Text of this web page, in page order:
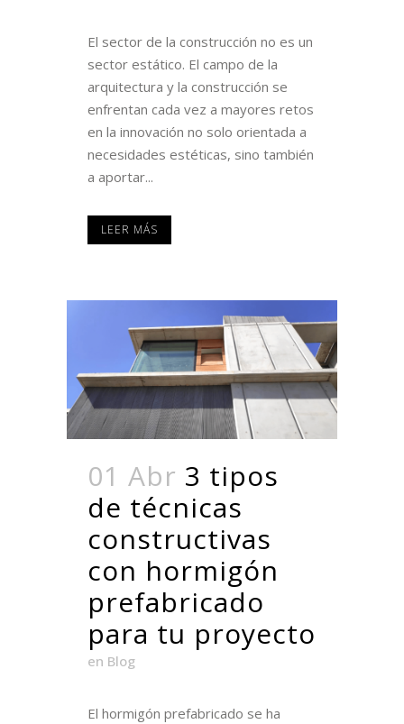
El sector de la construcción no es un
sector estático. El campo de la
arquitectura y la construcción se
enfrentan cada vez a mayores retos
en la innovación no solo orientada a
necesidades estéticas, sino también
a aportar...
LEER MÁS
01 Abr 3 tipos
de técnicas
constructivas
con hormigón
prefabricado
para tu proyecto
en Blog
El hormigón prefabricado se ha